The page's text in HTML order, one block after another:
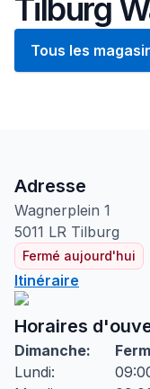
Tilburg
Tous les
Adresse
Wagnerplein 1
5011 LR Tilburg
Fermé aujourd'hui
Itinéraire
Horaires
Dimanche:
Lundi: